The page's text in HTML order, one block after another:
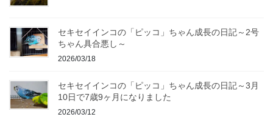
セキセイインコの「ピッコ」ちゃん成長の日記～2号
ちゃん具合悪し～
2026/03/18
セキセイインコの「ピッコ」ちゃん成長の日記～3月
10日で7歳9ヶ月になりました
2026/03/12